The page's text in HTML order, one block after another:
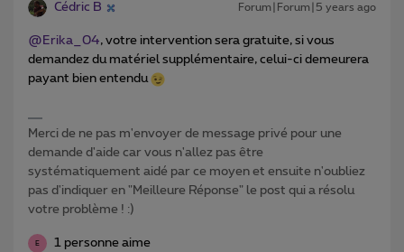
Cédric B Forum|Forum|5 years ago
@Erika_04, votre intervention sera gratuite, si vous
demandez du matériel supplémentaire, celui-ci demeurera
payant bien entendu
Merci de ne pas m'envoyer de message privé pour une
demande d'aide car vous n'allez pas être
systématiquement aidé par ce moyen et ensuite n'oubliez
pas d'indiquer en "Meilleure Réponse" le post qui a résolu
votre problème ! :)
E 1 personne aime